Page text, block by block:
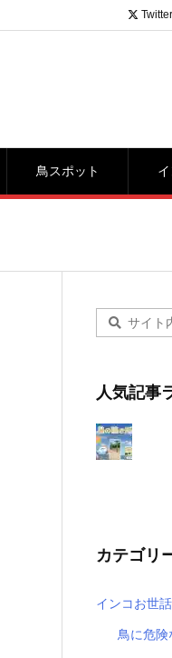
鳥スポット
Twitter
人気記事
カテゴリ
インコお世話
鳥に危険